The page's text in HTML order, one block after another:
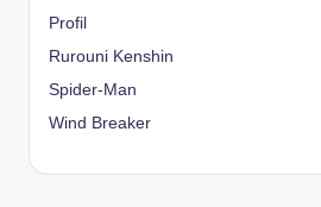
Profil
Rurouni Kenshin
Spider-Man
Wind Breaker